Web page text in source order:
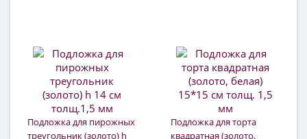
Подложка для пирожных
треугольник (золото) h
Подложка для торта
квадратная (золото,